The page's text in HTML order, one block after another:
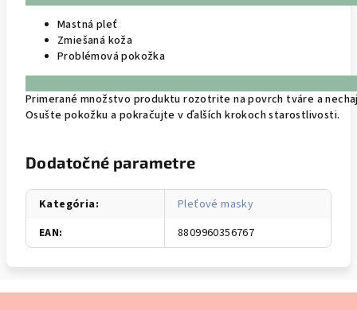
Mastná pleť
Zmiešaná koža
Problémová pokožka
Primerané množstvo produktu rozotrite na povrch tváre a
Osušte pokožku a pokračujte v ďalších krokoch starostlivosti.
Dodatočné parametre
Kategória:
Pleťové masky
EAN: 8809960356767